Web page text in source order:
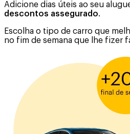
Adicione dias úteis ao seu
descontos assegurado.
Escolha o tipo de carro que
no fim de semana que lhe fizer